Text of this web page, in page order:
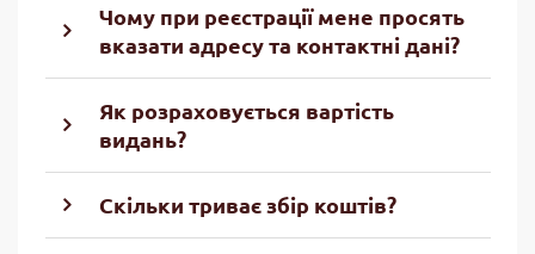
Чому при реєстрації мене просять
вказати адресу та контактні дані?
Як розраховується вартість
видань?
Скільки триває збір коштів?